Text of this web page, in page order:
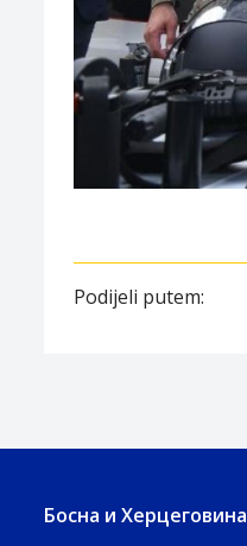
Podijeli putem:
Босна и Херцеговина